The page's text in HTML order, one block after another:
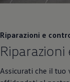
Riparazioni e
Assicurati che il